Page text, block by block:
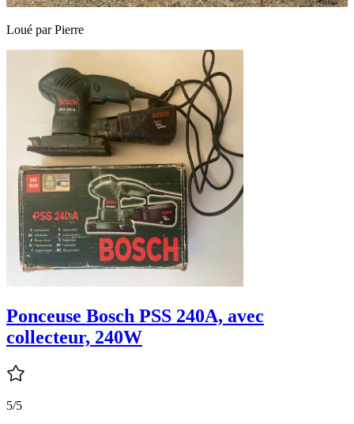
Loué parPierre
Ponceuse Bosch PSS 240A, avec
collecteur, 240W
5/5